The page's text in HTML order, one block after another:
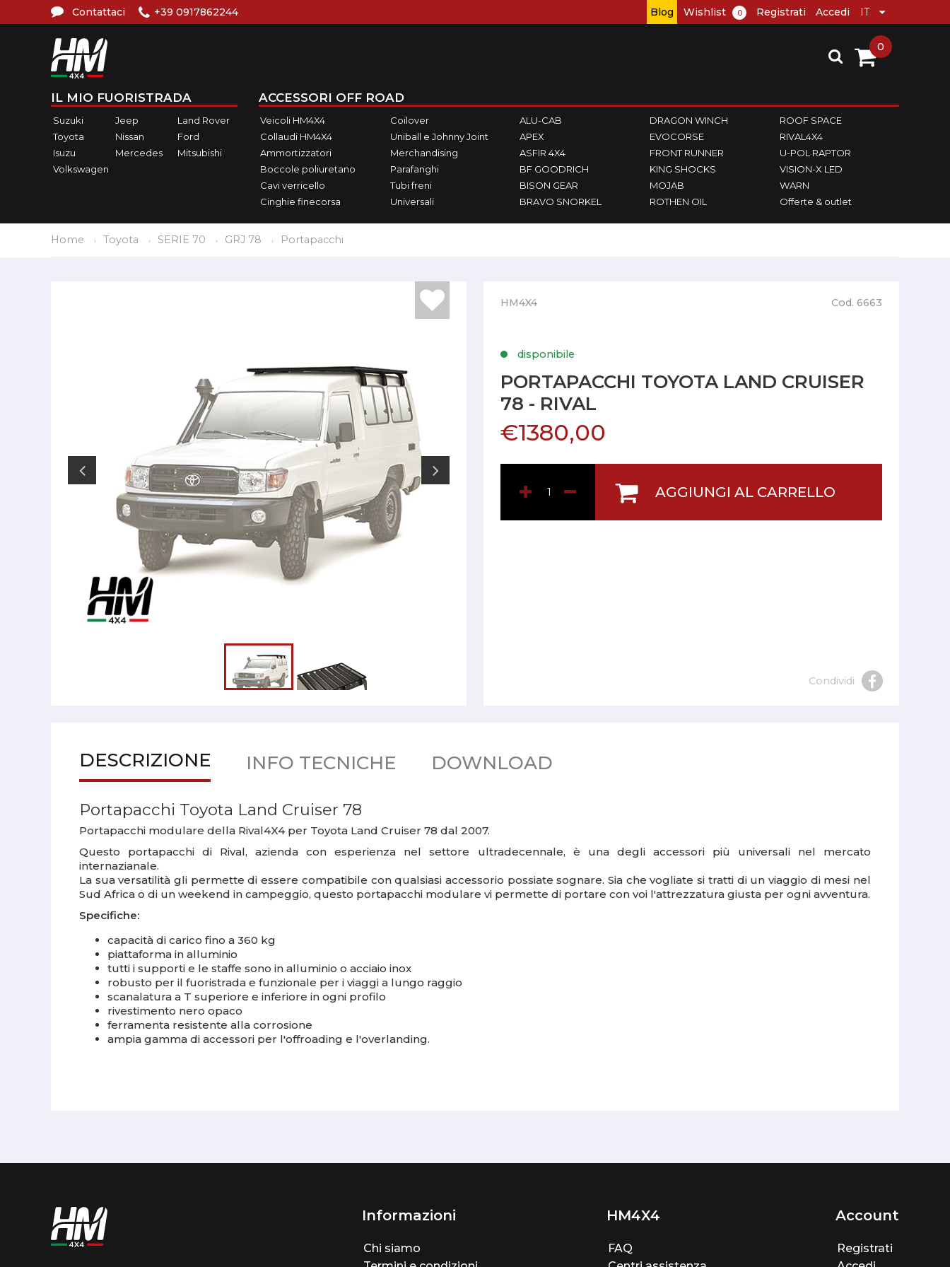
Contattaci +39 0917862244 Blog Wishlist 0 Registrati Accedi
IL MIO FUORISTRADA
Suzuki Jeep
Land Rover
Toyota
Nissan
Ford
Isuzu
Mercedes
Mitsubishi
Volkswagen
ACCESSORI OFF ROAD
Veicoli HM4X4
Collaudi HM4X4
Ammortizzatori
Boccole poliuretano
Cavi verricello
Cinghie finecorsa
Coilover
Uniball e Johnny Joint
Merchandising
Parafanghi
Tubi freni
Universali
ALU-CAB
APEX
ASFIR 4X4
BF GOODRICH
BISON GEAR
BRAVO SNORKEL
DRAGON WINCH
EVOCORSE
FRONT RUNNER
KING SHOCKS
MOJAB
ROTHEN OIL
ROOF SPACE
RIVAL4X4
U-POL RAPTOR
VISION-X LED
WARN
Offerte & outlet
0
Home Toyota SERIE 70 GRJ 78 Portapacchi
HM4X4 Cod. 6663
disponibile
PORTAPACCHI TOYOTA LAND CRUISER
78 - RIVAL
€1380,00
AGGIUNGI AL CARRELLO
Condividi
DESCRIZIONE INFO TECNICHE DOWNLOAD
Portapacchi Toyota Land Cruiser 78
Portapacchi modulare della Rival4X4 per Toyota Land Cruiser 78 dal 2007.
Questo portapacchi di Rival, azienda con esperienza nel settore ultradecennale, è una degli accessori più universali nel mercato
internazianale.
La sua versatilità gli permette di essere compatibile con qualsiasi accessorio possiate sognare. Sia che vogliate si tratti di un viaggio di mesi nel
Sud Africa o di un weekend in campeggio, questo portapacchi modulare vi permette di portare con voi l'attrezzatura giusta per ogni avventura.
Specifiche:
capacità di carico fino a 360 kg
piattaforma in alluminio
tutti i supporti e le staffe sono in alluminio o acciaio inox
robusto per il fuoristrada e funzionale per i viaggi a lungo raggio
scanalatura a T superiore e inferiore in ogni profilo
rivestimento nero opaco
ferramenta resistente alla corrosione
ampia gamma di accessori per l'offroading e l'overlanding.
Informazioni
Chi siamo
HM4X4
FAQ
Account
Registrati